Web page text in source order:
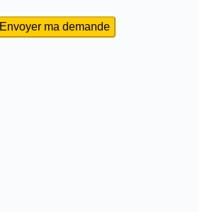
Envoyer ma demande